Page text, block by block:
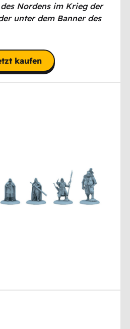
Nordens im Krieg der
unter dem Banner des
kaufen